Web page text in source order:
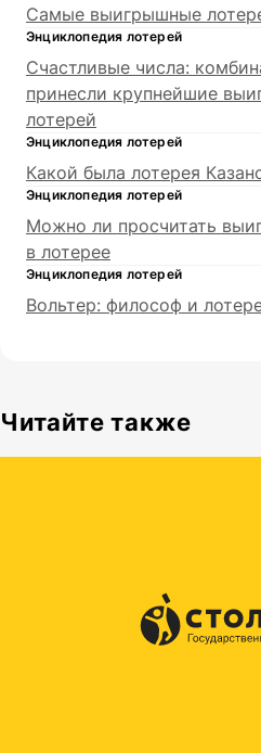
Самые выигрышные
Энциклопедия лотерей
Счастливые числа:
принесли крупнейшие
лотерей
Энциклопедия лотерей
Какой была лотерея
Энциклопедия лотерей
Можно ли просчитать
в лотерее
Энциклопедия лотерей
Вольтер: философ и
Читайте также